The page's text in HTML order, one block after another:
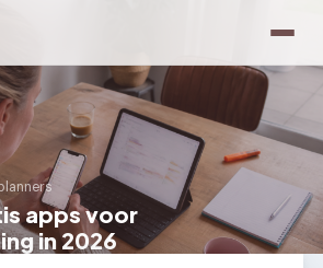
apps voor
in 2026